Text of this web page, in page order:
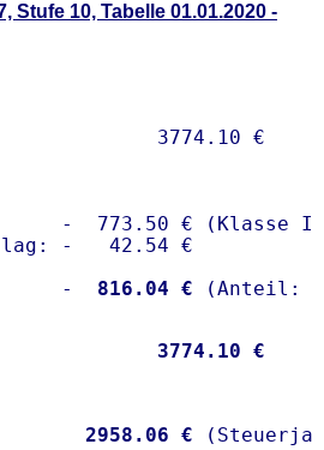
Stufe 10, Tabelle 01.01.2020 -
-  773.50 € (Klasse I)
-   42.54 €
-
  816.04 €
3774.10 €
2958.06 €